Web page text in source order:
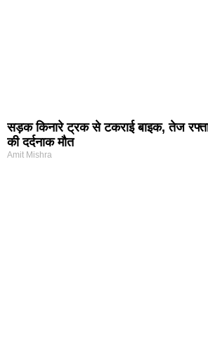
सड़क किनारे ट्रक से टकराई बाइक, तेज
की दर्दनाक मौत
Amit Mishra